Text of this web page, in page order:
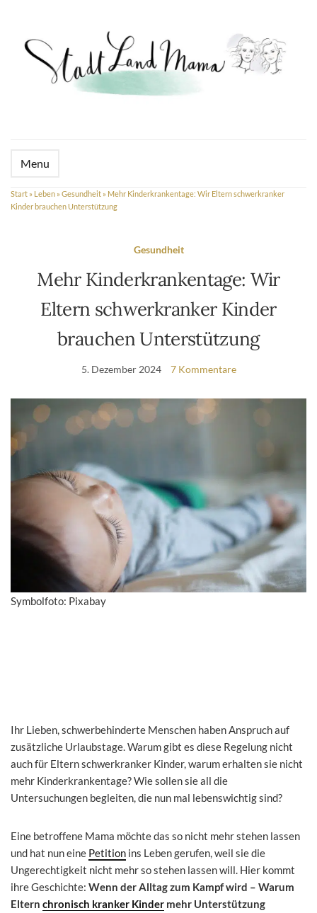
Menu
Start » Leben » Gesundheit » Mehr Kinderkrankentage: Wir Eltern schwerkranker
Kinder brauchen Unterstützung
Gesundheit
Mehr Kinderkrankentage: Wir
Eltern schwerkranker Kinder
brauchen Unterstützung
5. Dezember 2024 7 Kommentare
Symbolfoto: Pixabay
Ihr Lieben, schwerbehinderte Menschen haben Anspruch auf
zusätzliche Urlaubstage. Warum gibt es diese Regelung nicht
auch für Eltern schwerkranker Kinder, warum erhalten sie nicht
mehr Kinderkrankentage? Wie sollen sie all die
Untersuchungen begleiten, die nun mal lebenswichtig sind?
Eine betroffene Mama möchte das so nicht mehr stehen lassen
und hat nun eine Petition ins Leben gerufen, weil sie die
Ungerechtigkeit nicht mehr so stehen lassen will. Hier kommt
ihre Geschichte: Wenn der Alltag zum Kampf wird – Warum
Eltern chronisch kranker Kinder mehr Unterstützung